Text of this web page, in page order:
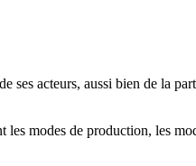
acteurs, aussi bien de la
modes de production, les